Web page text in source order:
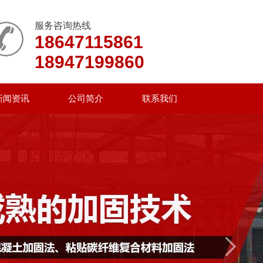
服务咨询热线
18647115861
18947199860
闻资讯 公司简介 联系我们